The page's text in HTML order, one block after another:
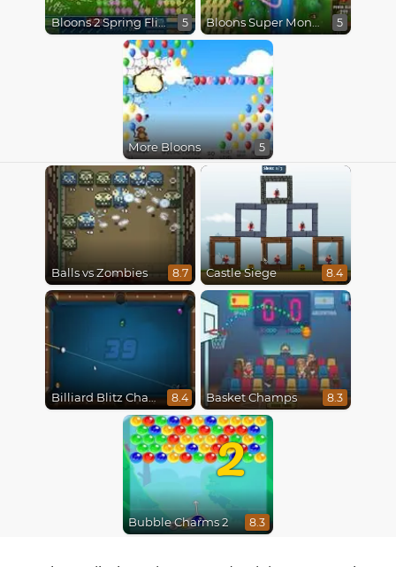
Bloons 2 Spring Fling 5 Bloons Super Monkey 5
More Bloons 5
Balls vs Zombies 8.7 Castle Siege 8.4
Billiard Blitz Challenge 8.4 Basket Champs 8.3
2
Bubble Charms 2 8.3